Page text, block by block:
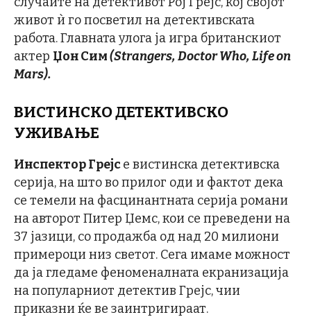
живот ѝ го посветил на детективската
работа. Главната улога ја игра британскиот
актер Џон Сим(Strangers, Doctor Who, Life on
Mars).
ВИСТИНСКО ДЕТЕКТИВСКО
УЖИВАЊЕ
Инспектор Грејсе вистинска детективска
серија, на што во прилог оди и фактот дека
се темели на фасцинантната серија романи
на авторот Питер Џемс, кои се преведени на
37 јазици, со продажба од над 20 милиони
примероци низ светот. Сега имаме можност
да ја гледаме феноменалната екранизација
на популарниот детектив Грејс, чии
приказни ќе ве заинтригираат.